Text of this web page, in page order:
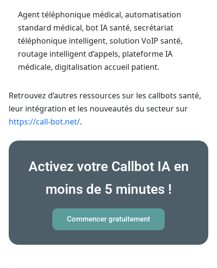
Agent téléphonique médical, automatisation
standard médical, bot IA santé, secrétariat
téléphonique intelligent, solution VoIP santé,
routage intelligent d’appels, plateforme IA
médicale, digitalisation accueil patient.
Retrouvez d’autres ressources sur les callbots santé,
leur intégration et les nouveautés du secteur sur
https://call-bot.net/.
Activez votre Callbot IA en
moins de 5 minutes !
Commencer gratuitement